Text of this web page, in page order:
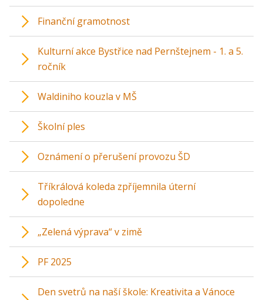
Finanční gramotnost
Kulturní akce Bystřice nad Pernštejnem - 1. a 5.
ročník
Waldiniho kouzla v MŠ
Školní ples
Oznámení o přerušení provozu ŠD
Tříkrálová koleda zpříjemnila úterní
dopoledne
„Zelená výprava“ v zimě
PF 2025
Den svetrů na naší škole: Kreativita a Vánoce